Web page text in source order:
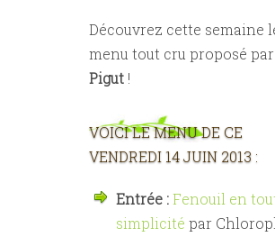
Découvrez cette semaine
menu tout cru proposé par
Pigut !
VOICI LE MENU DE CE
VENDREDI 14 JUIN 2013 :
Entrée :Fenouil en
simplicité par